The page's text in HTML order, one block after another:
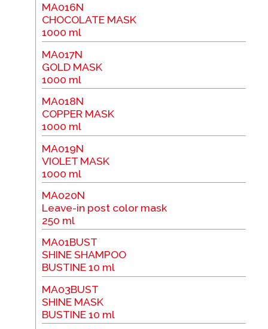
MA016N
CHOCOLATE MASK
1000 ml
MA017N
GOLD MASK
1000 ml
MA018N
COPPER MASK
1000 ml
MA019N
VIOLET MASK
1000 ml
MA020N
Leave-in post color mask
250 ml
MA01BUST
SHINE SHAMPOO
BUSTINE 10 ml
MA03BUST
SHINE MASK
BUSTINE 10 ml